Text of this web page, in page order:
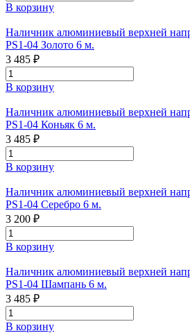
В корзину
Наличник алюминиевый верхней
PS1-04 Золото 6 м.
3 485 ₽
В корзину
Наличник алюминиевый верхней
PS1-04 Коньяк 6 м.
3 485 ₽
В корзину
Наличник алюминиевый верхней
PS1-04 Серебро 6 м.
3 200 ₽
В корзину
Наличник алюминиевый верхней
PS1-04 Шампань 6 м.
3 485 ₽
В корзину